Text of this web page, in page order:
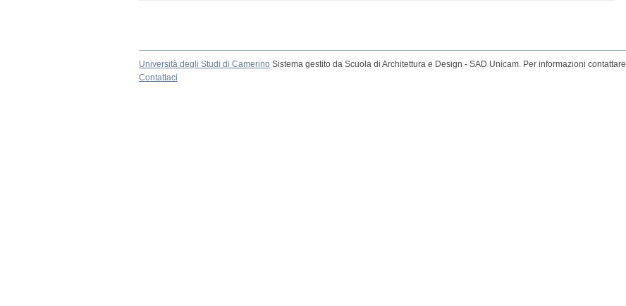
Università degli Studi di Camerino Sistema gestito da Scuola di Architettura e Design - SAD Unicam. Per informazioni contattare
Contattaci